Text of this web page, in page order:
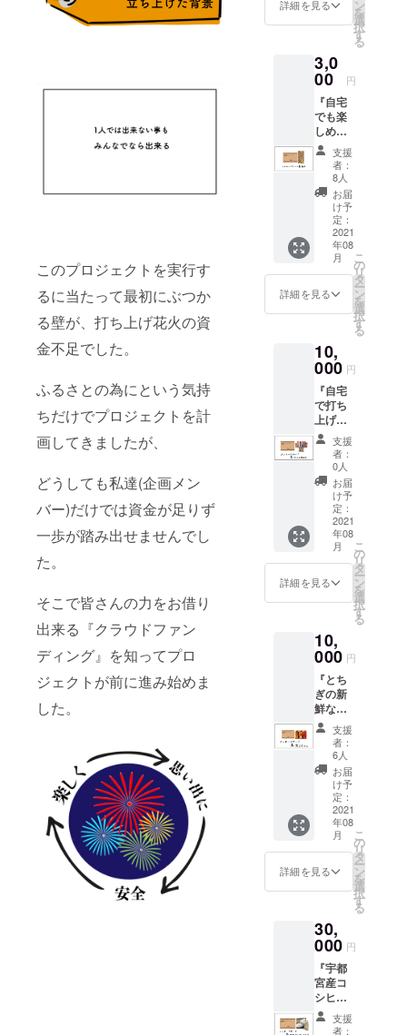
このプロジェクトを実行す
るに当たって最初にぶつか
る壁が、打ち上げ花火の資
金不足でした。
ふるさとの為にという気持
ちだけでプロジェクトを計
画してきましたが、
どうしても私達(企画メン
バー)だけでは資金が足りず
一歩が踏み出せませんでし
た。
そこで皆さんの力をお借り
出来る『クラウドファン
ディング』を知ってプロ
ジェクトが前に進み始めま
した。
詳細を見る ン
を
選
択
す
る
3,0
00 円
『自宅
でも楽
しめる
花火
セッ
ト』と
『あり
がとう
メッ
セージ
カー
ド』を
提供さ
せて頂
きま
す！
支援
者：
8人
お届
け予
定：
2021
年08
月
詳細を見る
こ
の
リ
タ
ー
ン
を
選
択
す
る
10,
000 円
『自宅
で打ち
上げ花
火セッ
ト』と
『あり
がとう
メッ
セージ
カー
ド』を
提供さ
せて頂
きま
す！
支援
者：
0人
お届
け予
定：
2021
年08
月
詳細を見る
こ
の
リ
タ
ー
ン
を
選
択
す
る
10,
000 円
『とち
ぎの新
鮮な野
菜を
使った
宮ピク
ルス』
と『あ
りがと
うメッ
セージ
カー
ド』を
提供さ
せて頂
きま
支援
者：
6人
お届
け予
定：
2021
年08
月
詳細を見る
こ
の
リ
タ
ー
ン
を
選
択
す
る
30,
000 円
『宇都
宮産コ
シヒカ
リ(お
米)10キ
支援
者：